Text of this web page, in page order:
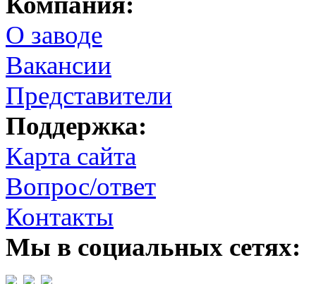
О заводе
Вакансии
Представители
Поддержка:
Карта сайта
Вопрос/ответ
Контакты
Мы в социальных сетях: